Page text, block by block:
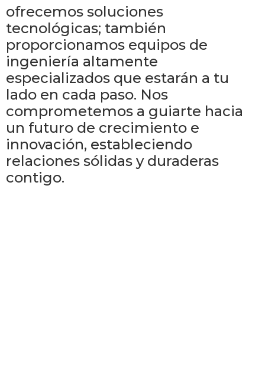
ofrecemos soluciones
tecnológicas; también
proporcionamos equipos de
ingeniería altamente
especializados que estarán a tu
lado en cada paso. Nos
comprometemos a guiarte hacia
un futuro de crecimiento e
innovación, estableciendo
relaciones sólidas y duraderas
contigo.